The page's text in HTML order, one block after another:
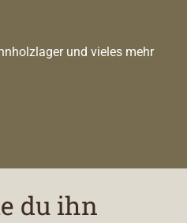
und vieles mehr
du ihn